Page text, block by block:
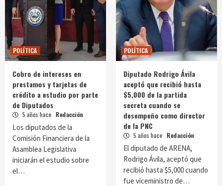
POLÍTICA
Cobro de intereses en
prestamos y tarjetas de
crédito a estudio por parte
de Diputados
5 años hace Redacción
Los diputados de la
Comisión Financiera de la
Asamblea Legislativa
iniciarán el estudio sobre
el…
POLÍTICA
Diputado Rodrigo Ávila
aceptó que recibió hasta
$5,000 de la partida
secreta cuando se
desempeño como director
de la PNC
5 años hace Redacción
El diputado de ARENA,
Rodrigo Ávila, aceptó que
recibió hasta $5,000 cuando
fue viceministro de…